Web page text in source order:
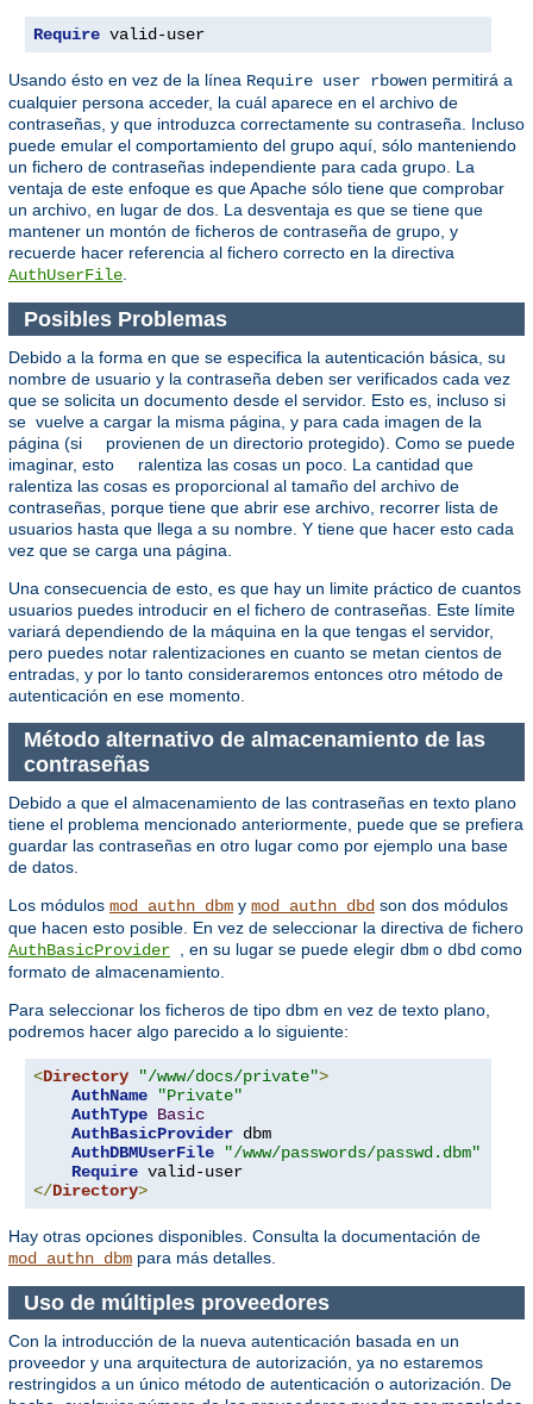
Require valid-user
Usando ésto en vez de la línea Require user rbowen permitirá a
cualquier persona acceder, la cuál aparece en el archivo de
contraseñas, y que introduzca correctamente su contraseña. Incluso
puede emular el comportamiento del grupo aquí, sólo manteniendo
un fichero de contraseñas independiente para cada grupo. La
ventaja de este enfoque es que Apache sólo tiene que comprobar
un archivo, en lugar de dos. La desventaja es que se tiene que
mantener un montón de ficheros de contraseña de grupo, y
recuerde hacer referencia al fichero correcto en la directiva
AuthUserFile
Posibles Problemas
Debido a la forma en que se especifica la autenticación básica, su
nombre de usuario y la contraseña deben ser verificados cada vez
que se solicita un documento desde el servidor. Esto es, incluso si
se vuelve a cargar la misma página, y para cada imagen de la
página (si provienen de un directorio protegido). Como se puede
imaginar, esto ralentiza las cosas un poco. La cantidad que
ralentiza las cosas es proporcional al tamaño del archivo de
contraseñas, porque tiene que abrir ese archivo, recorrer lista de
usuarios hasta que llega a su nombre. Y tiene que hacer esto cada
vez que se carga una página.
Una consecuencia de esto, es que hay un limite práctico de cuantos
usuarios puedes introducir en el fichero de contraseñas. Este límite
variará dependiendo de la máquina en la que tengas el servidor,
pero puedes notar ralentizaciones en cuanto se metan cientos de
entradas, y por lo tanto consideraremos entonces otro método de
autenticación en ese momento.
Método alternativo de almacenamiento de las
contraseñas
Debido a que el almacenamiento de las contraseñas en texto plano
tiene el problema mencionado anteriormente, puede que se prefiera
guardar las contraseñas en otro lugar como por ejemplo una base
de datos.
Los módulos mod_authn_dbm y mod_authn_dbd son dos módulos
que hacen esto posible. En vez de seleccionar la directiva de fichero
AuthBasicProvider , en su lugar se puede elegir dbm o dbd como
formato de almacenamiento.
Para seleccionar los ficheros de tipo dbm en vez de texto plano,
podremos hacer algo parecido a lo siguiente:
<Directory "/www/docs/private">
AuthName
"Private"
AuthType Basic
AuthBasicProvider dbm
AuthDBMUserFile
"/www/passwords/passwd.dbm"
Require
</Directory>
Hay otras opciones disponibles. Consulta la documentación de
mod_authn_dbm para más detalles.
Uso de múltiples proveedores
Con la introducción de la nueva autenticación basada en un
proveedor y una arquitectura de autorización, ya no estaremos
restringidos a un único método de autenticación o autorización. De